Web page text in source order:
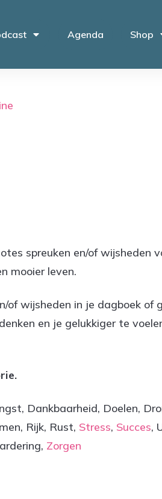
Agenda Shop
spreuken en/of
mooier leven.
of wijsheden in je dagboek
en je gelukkiger te
Dankbaarheid, Doelen,
Rijk, Rust, Stress, Succes,
Zorgen